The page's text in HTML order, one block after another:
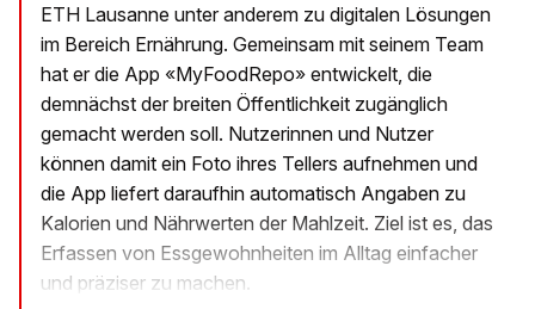
ETH Lausanne unter anderem zu digitalen Lösungen
im Bereich Ernährung. Gemeinsam mit seinem Team
hat er die App «MyFoodRepo» entwickelt, die
demnächst der breiten Öffentlichkeit zugänglich
gemacht werden soll. Nutzerinnen und Nutzer
können damit ein Foto ihres Tellers aufnehmen und
die App liefert daraufhin automatisch Angaben zu
Kalorien und Nährwerten der Mahlzeit. Ziel ist es, das
Erfassen von Essgewohnheiten im Alltag einfacher
und präziser zu machen.